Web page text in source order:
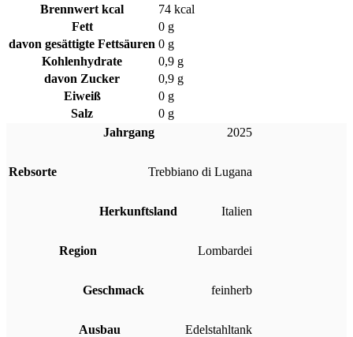
Brennwert kcal
74 kcal
Fett
0 g
davon gesättigte Fettsäuren 0 g
Kohlenhydrate
0,9 g
davon Zucker 0,9 g
Eiweiß
0 g
Salz
0 g
Jahrgang
2025
Rebsorte Trebbiano di Lugana
Herkunftsland Italien
Region Lombardei
Geschmack feinherb
Ausbau Edelstahltank